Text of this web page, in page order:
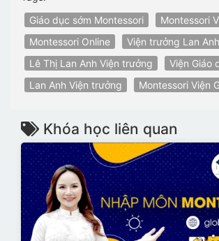
Giáo dục sớm Montessori
Montessori
Montessori Online
Viện trưởng Lan Anh
Lê Thị Lan Anh Viện trưởng
Viện Giáo
Lan Anh Viện trưởng
Montessori Viện
Khóa học liên quan